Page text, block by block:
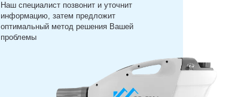
Наш специалист позвонит и уточнит
информацию, затем предложит
оптимальный метод решения Вашей
проблемы